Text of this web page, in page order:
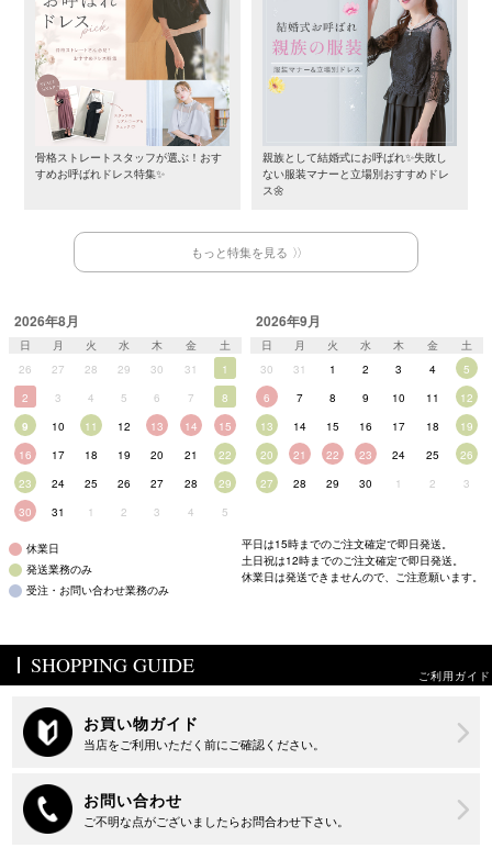
骨格ストレートスタッフが選ぶ！おす
すめお呼ばれドレス特集✨
親族として結婚式にお呼ばれ✨失敗し
ない服装マナーと立場別おすすめドレ
ス🌼
もっと特集を見る
2026年8月
日 月 火 水 木 金
土
26
27 28 29 30 31
1
2
3 4 5 6 7
8
9
10 11 12 13 14
15
16
17 18 19 20 21
22
23
24 25 26 27 28
29
30
31 1 2 3 4 5
2026年9月
日 月 火 水 木 金
土
30
31 1 2 3 4
5
6
7 8 9 10 11
12
13
14 15 16 17 18
19
20
21 22 23 24 25
26
27
28 29 30 1 2 3
休業日
発送業務のみ
受注・お問い合わせ業務のみ
平日は15時までのご注文確定で即日発送。
土日祝は12時までのご注文確定で即日発送。
休業日は発送できませんので、ご注意願います。
SHOPPING GUIDE ご利用ガイド